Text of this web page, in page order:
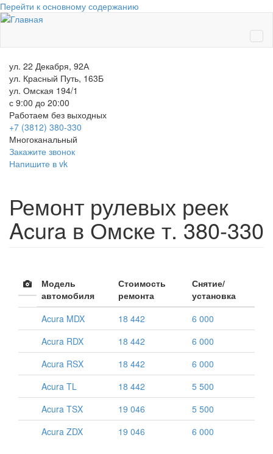
Перейти к основному содержанию
ул. 22 Декабря, 92А
ул. Красный Путь, 163Б
ул. Омская 194/1
с 9:00 до 20:00
Работаем без выходных
+7 (3812) 380-330
Многоканальный
Закажите звонок
Напишите в vk
Ремонт рулевых реек
Acura в Омске т. 380-330
Модель
автомобиля
Стоимость
ремонта
Снятие/
установка
Acura MDX
18 442
6 000
Acura RDX
18 442
6 000
Acura RSX
18 442
6 000
Acura TL
18 442
5 500
Acura TSX
19 046
5 500
Acura ZDX
19 046 6 000